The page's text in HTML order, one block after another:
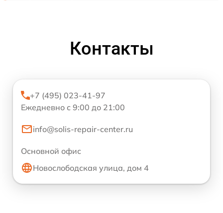
Контакты
+7 (495) 023-41-97
Ежедневно с 9:00 до 21:00
info@solis-repair-center.ru
Основной офис
Новослободская улица, дом 4